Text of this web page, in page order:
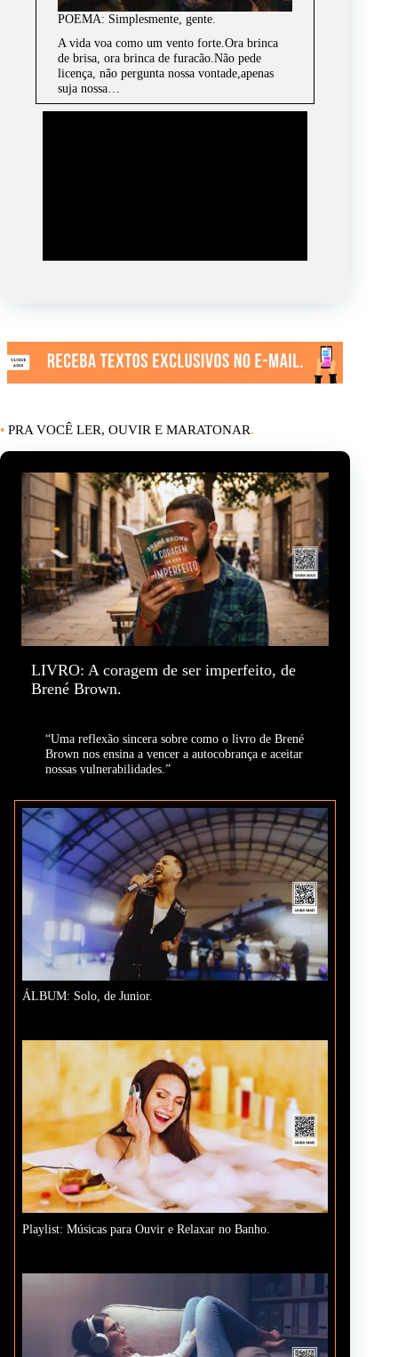
POEMA: Simplesmente, gente.
A vida voa como um vento forte.Ora brinca
de brisa, ora brinca de furacão.Não pede
licença, não pergunta nossa vontade,apenas
suja nossa…
• PRA VOCÊ LER, OUVIR E MARATONAR.
LIVRO: A coragem de ser imperfeito, de
Brené Brown.
“Uma reflexão sincera sobre como o livro de Brené
Brown nos ensina a vencer a autocobrança e aceitar
nossas vulnerabilidades.”
ÁLBUM: Solo, de Junior.
Playlist: Músicas para Ouvir e Relaxar no Banho.